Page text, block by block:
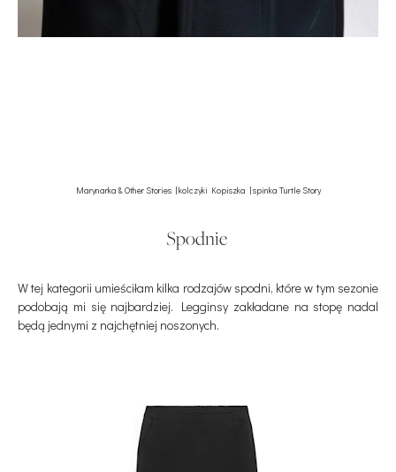
Marynarka & Other Stories | kolczyki Kopiszka | spinka Turtle Story
Spodnie
W tej kategorii umieściłam kilka rodzajów spodni, które w tym sezonie
podobają mi się najbardziej. Legginsy zakładane na stopę nadal
będą jednymi z najchętniej noszonych.